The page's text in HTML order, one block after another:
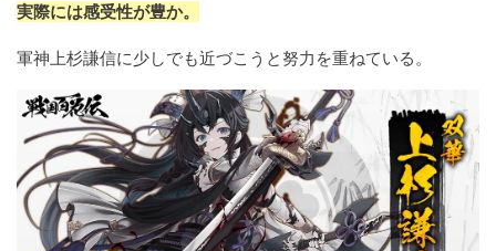
実際には感受性が豊か。
軍神上杉謙信に少しでも近づこうと努力を重ねている。